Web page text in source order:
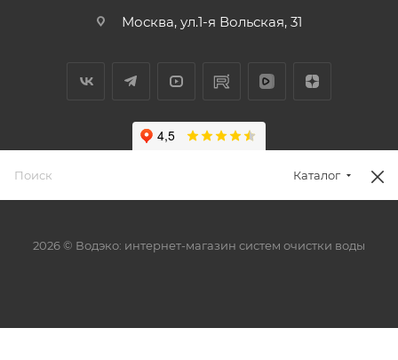
Москва, ул.1-я Вольская, 31
2026 © Водэко: интернет-магазин систем очистки воды
Каталог